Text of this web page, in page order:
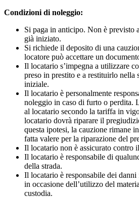
Condizioni di noleggio:
Si paga in anticipo. Non è previsto
già iniziato.
Si richiede il deposito di una
locatore può accettare un
Il locatario s’impegna a utilizzare
preso in prestito e a restituirlo nella
iniziale.
Il locatario è personalmente
noleggio in caso di furto o perdita.
al locatario secondo la tariffa in
locatario dovrà riparare il
questa ipotesi, la cauzione rimane
fatta valere per la riparazione del
Il locatario non è assicurato contro
Il locatario è responsabile di
della strada.
Il locatario è responsabile dei
in occasione dell’utilizzo del
custodia.